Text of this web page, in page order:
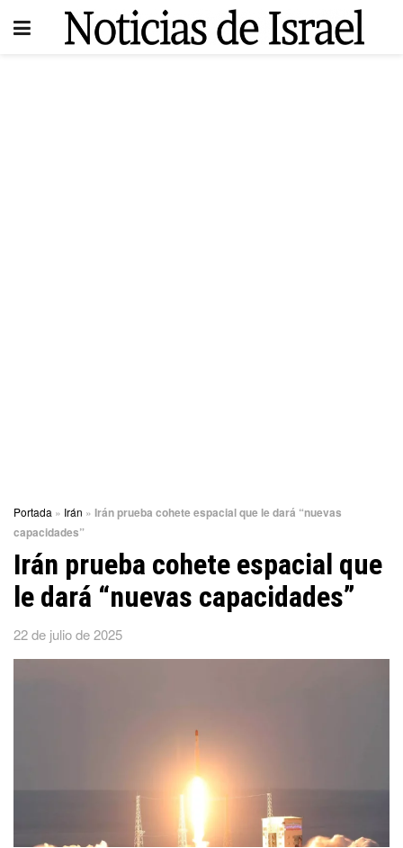
Portada » Irán » Irán prueba cohete espacial que le dará “nuevas
capacidades”
Irán prueba cohete espacial que
le dará “nuevas capacidades”
22 de julio de 2025